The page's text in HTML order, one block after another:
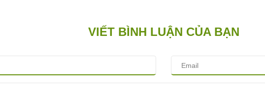
VIẾT BÌNH LUẬN CỦA BẠN